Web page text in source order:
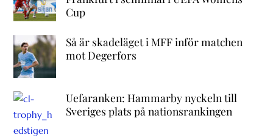
Cup
Så är skadeläget i MFF inför matchen
mot Degerfors
Uefaranken: Hammarby nyckeln till
Sveriges plats på nationsrankingen